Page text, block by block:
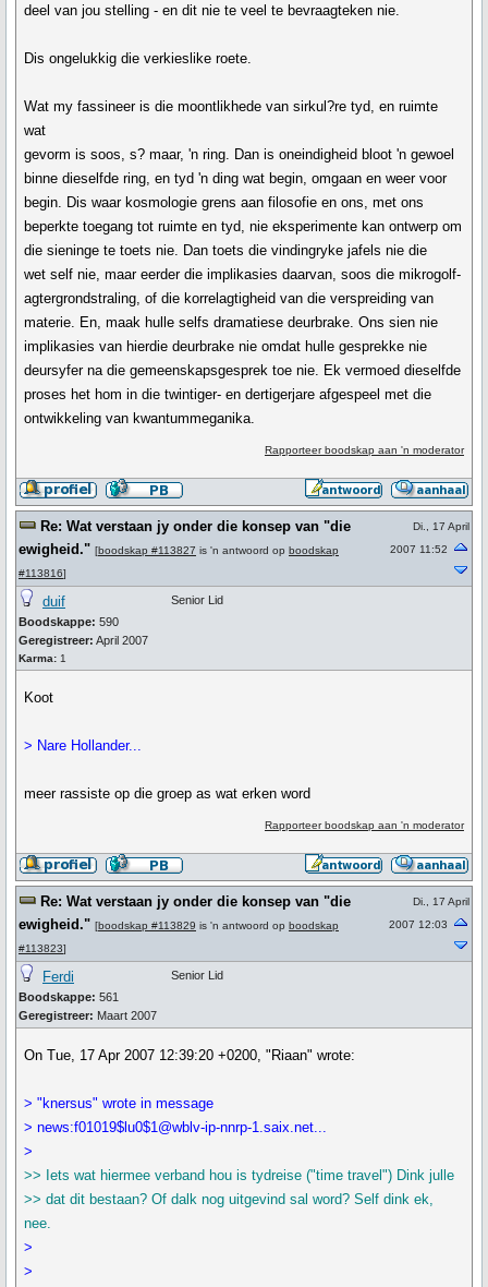
deel van jou stelling - en dit nie te veel te bevraagteken nie.
Dis ongelukkig die verkieslike roete.
Wat my fassineer is die moontlikhede van sirkul?re tyd, en ruimte
wat
gevorm is soos, s? maar, 'n ring. Dan is oneindigheid bloot 'n gewoel
binne dieselfde ring, en tyd 'n ding wat begin, omgaan en weer voor
begin. Dis waar kosmologie grens aan filosofie en ons, met ons
beperkte toegang tot ruimte en tyd, nie eksperimente kan ontwerp om
die sieninge te toets nie. Dan toets die vindingryke jafels nie die
wet self nie, maar eerder die implikasies daarvan, soos die mikrogolf-
agtergrondstraling, of die korrelagtigheid van die verspreiding van
materie. En, maak hulle selfs dramatiese deurbrake. Ons sien nie
implikasies van hierdie deurbrake nie omdat hulle gesprekke nie
deursyfer na die gemeenskapsgesprek toe nie. Ek vermoed dieselfde
proses het hom in die twintiger- en dertigerjare afgespeel met die
ontwikkeling van kwantummeganika.
Rapporteer boodskap aan 'n moderator
Re: Wat verstaan jy onder die konsep van "die
ewigheid." [boodskap #113827 is 'n antwoord op boodskap
#113816]
Di., 17 April
2007 11:52
duif
Boodskappe: 590
Geregistreer: April 2007
Karma: 1
Senior Lid
Koot
> Nare Hollander...
meer rassiste op die groep as wat erken word
Rapporteer boodskap aan 'n moderator
Re: Wat verstaan jy onder die konsep van "die
ewigheid." [boodskap #113829 is 'n antwoord op boodskap
#113823]
Di., 17 April
2007 12:03
Ferdi
Boodskappe: 561
Geregistreer: Maart 2007
Senior Lid
On Tue, 17 Apr 2007 12:39:20 +0200, "Riaan" wrote:
> "knersus" wrote in message
> news:f01019$lu0$1@wblv-ip-nnrp-1.saix.net...
>
>> Iets wat hiermee verband hou is tydreise ("time travel") Dink julle
>> dat dit bestaan? Of dalk nog uitgevind sal word? Self dink ek,
nee.
>
>